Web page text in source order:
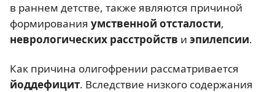
в раннем детстве, также являются причиной
формирования умственной отсталости,
неврологических расстройств и эпилепсии.
Как причина олигофрении рассматривается
йоддефицит. Вследствие низкого содержания